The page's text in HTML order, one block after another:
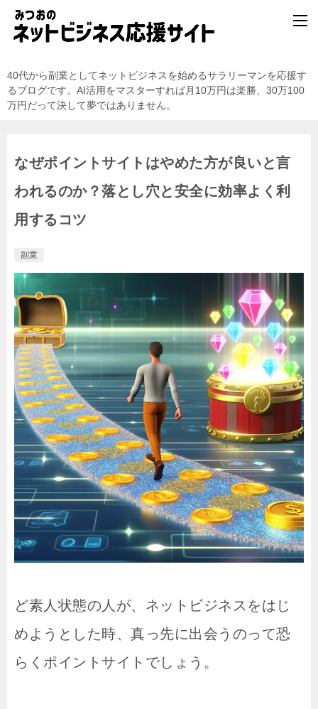
40代から副業としてネットビジネスを始めるサラリーマンを応援す
るブログです。AI活用をマスターすれば月10万円は楽勝、30万100
万円だって決して夢ではありません。
なぜポイントサイトはやめた方が良いと言
われるのか？落とし穴と安全に効率よく利
用するコツ
副業
ど素人状態の人が、ネットビジネスをはじ
めようとした時、真っ先に出会うのって恐
らくポイントサイトでしょう。